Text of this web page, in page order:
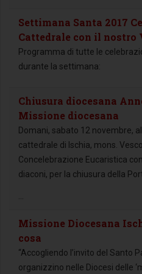
Settimana Santa 2017
Cattedrale con il nostro
Programma di tutte le
durante la settimana:
Chiusura diocesana
Missione diocesana
Domani, sabato 12 novembre,
cattedrale di Ischia, mons.
Concelebrazione Eucaristica
diaconi, per la chiusura della
Missione Diocesana
cosa
“Accogliendo l’invito del Santo
organizzino nelle Diocesi delle